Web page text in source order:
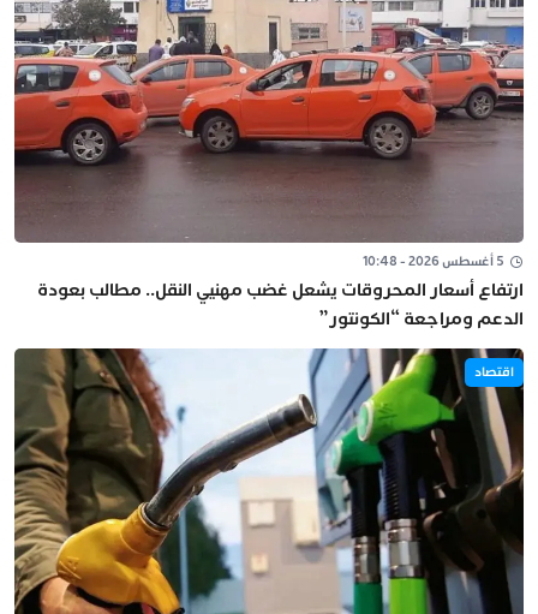
5 أغسطس 2026 - 10:48
ارتفاع أسعار المحروقات يشعل غضب مهنيي النقل.. مطالب بعودة
الدعم ومراجعة “الكونتور”
اقتصاد